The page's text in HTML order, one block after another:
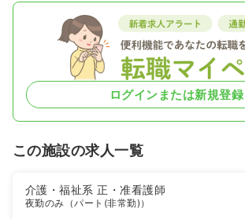
ログインまたは新規登録
この施設の求人一覧
介護・福祉系正・准看護師
夜勤のみ（パート(非常勤)）